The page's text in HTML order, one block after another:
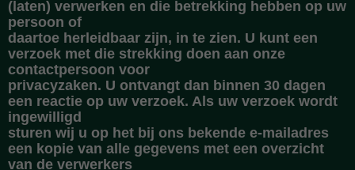
(laten) verwerken en die betrekking hebben op uw
persoon of
daartoe herleidbaar zijn, in te zien. U kunt een
verzoek met die strekking doen aan onze
contactpersoon voor
privacyzaken. U ontvangt dan binnen 30 dagen
een reactie op uw verzoek. Als uw verzoek wordt
ingewilligd
sturen wij u op het bij ons bekende e-mailadres
een kopie van alle gegevens met een overzicht
van de verwerkers